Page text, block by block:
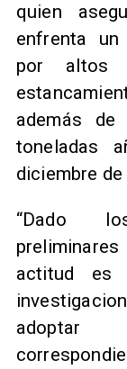
quien
enfrenta un
por altos
además
toneladas
diciembre
“Dado
actitud es